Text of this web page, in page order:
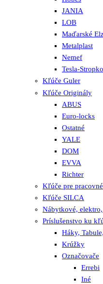
JANIA
LOB
Maďarské
Metalplast
Nemef
Tesla-
Kľúče Guler
Kľúče Originály
ABUS
Euro-locks
Ostatné
YALE
DOM
EVVA
Richter
Kľúče pre
Kľúče SILCA
Nábytkové,
Príslušenstvo ku
Háky,
Krúžky
Označovače
Errebi
Iné